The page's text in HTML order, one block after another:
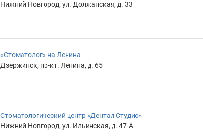
Нижний Новгород, ул. Должанская, д. 33
«Стоматолог» на Ленина
Дзержинск, пр-кт. Ленина, д. 65
Стоматологический центр «Дентал Студио»
Нижний Новгород, ул. Ильинская, д. 47-А